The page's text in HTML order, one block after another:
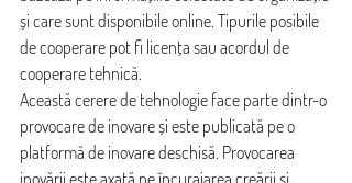
și care sunt disponibile online. Tipurile posibile
de cooperare pot fi licența sau acordul de
cooperare tehnică.
Această cerere de tehnologie face parte dintr-o
provocare de inovare și este publicată pe o
platformă de inovare deschisă. Provocarea